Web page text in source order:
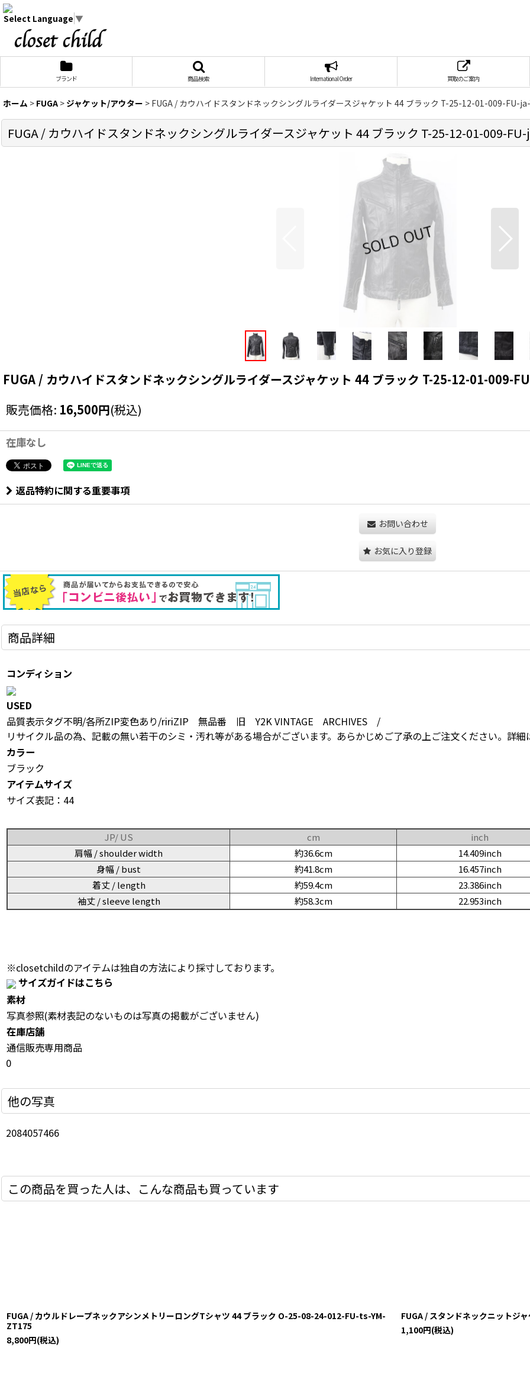
Select Language ▼
ブランド 商品検索 International Order 買取のご案内
ホーム > FUGA > ジャケット/アウター > FUGA / カウハイドスタンドネックシングルライダースジャケット 44 ブラック T-25-12-01-009-FU-
FUGA / カウハイドスタンドネックシングルライダースジャケット 44 ブラック T-25-12-01-009-FU-
FUGA / カウハイドスタンドネックシングルライダースジャケット 44 ブラック T-25-12-01-009-
販売価格: 16,500円(税込)
在庫なし
返品特約に関する重要事項
お問い合わせ
お気に入り登録
商品詳細
コンディション
USED
品質表示タグ不明/各所ZIP変色あり/ririZIP 無品番 旧 Y2K VINTAGE ARCHIVES /
リサイクル品の為、記載の無い若干のシミ・汚れ等がある場合がございます。あらかじめご了承の上ご注文ください。詳細
カラー
ブラック
アイテムサイズ
サイズ表記：44
JP/ US cm
inch
肩幅 / shoulder width
約36.6cm
14.409inch
身幅 / bust
約41.8cm
16.457inch
着丈 / length
約59.4cm
23.386inch
袖丈 / sleeve length
約58.3cm 22.953inch
※closetchildのアイテムは独自の方法により採寸しております。
サイズガイドはこちら
素材
写真参照(素材表記のないものは写真の掲載がございません)
在庫店舗
通信販売専用商品
0
他の写真
2084057466
この商品を買った人は、こんな商品も買っています
FUGA / カウルドレープネックアシンメトリーロングTシャツ 44 ブラック O-25-08-24-012-FU-ts-YM-
ZT175
8,800円(税込)
FUGA / スタンドネックニットジ
1,100円(税込)